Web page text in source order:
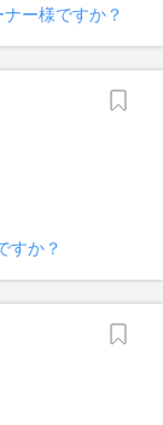
ー様ですか？
すか？